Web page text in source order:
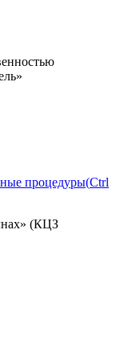
процедуры(Ctrl
(КЦЗ